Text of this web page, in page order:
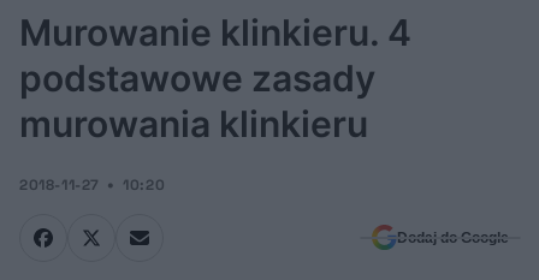
podstawowe zasady murowania klinkieru
Murowanie klinkieru. 4
podstawowe zasady
murowania klinkieru
2018-11-27 10:20
Dodaj do Google